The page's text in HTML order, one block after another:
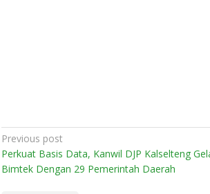
Post
navigation
Previous post
Perkuat Basis Data, Kanwil DJP Kalselteng
Bimtek Dengan 29 Pemerintah Daerah